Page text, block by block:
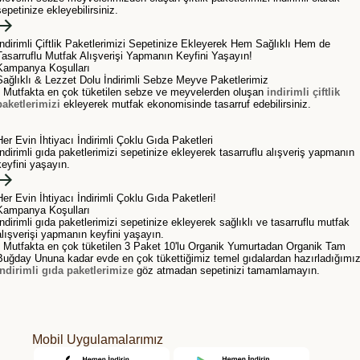
ekleyebilirsiniz.
Çiftlik Paketlerimizi Sepetinize Ekleyerek Hem Sağlıklı Hem de
Mutfak Alışverişi Yapmanın Keyfini Yaşayın!
Koşulları
& Lezzet Dolu İndirimli Sebze Meyve Paketlerimiz
Mutfakta en çok tüketilen sebze ve meyvelerden oluşan indirimli çiftlik
ekleyerek mutfak ekonomisinde tasarruf edebilirsiniz.
Evin İhtiyacı İndirimli Çoklu Gıda Paketleri
gıda paketlerimizi sepetinize ekleyerek tasarruflu alışveriş yapmanın
yaşayın.
Evin İhtiyacı İndirimli Çoklu Gıda Paketleri!
Koşulları
gıda paketlerimizi sepetinize ekleyerek sağlıklı ve tasarruflu mutfak
yapmanın keyfini yaşayın.
Mutfakta en çok tüketilen 3 Paket 10'lu Organik Yumurtadan Organik Tam
Ununa kadar evde en çok tükettiğimiz temel gıdalardan hazırladığımız
gıda paketlerimize göz atmadan sepetinizi tamamlamayın.
Mobil Uygulamalarımız